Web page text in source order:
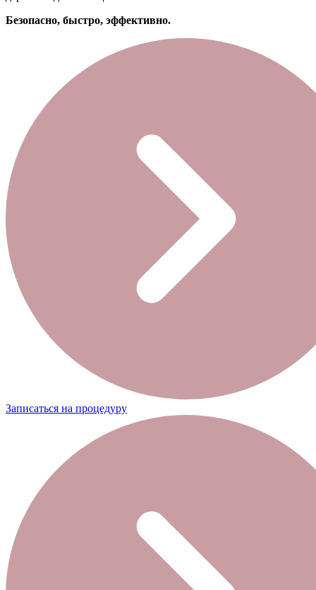
Безопасно, быстро, эффективно.
Записаться на процедуру